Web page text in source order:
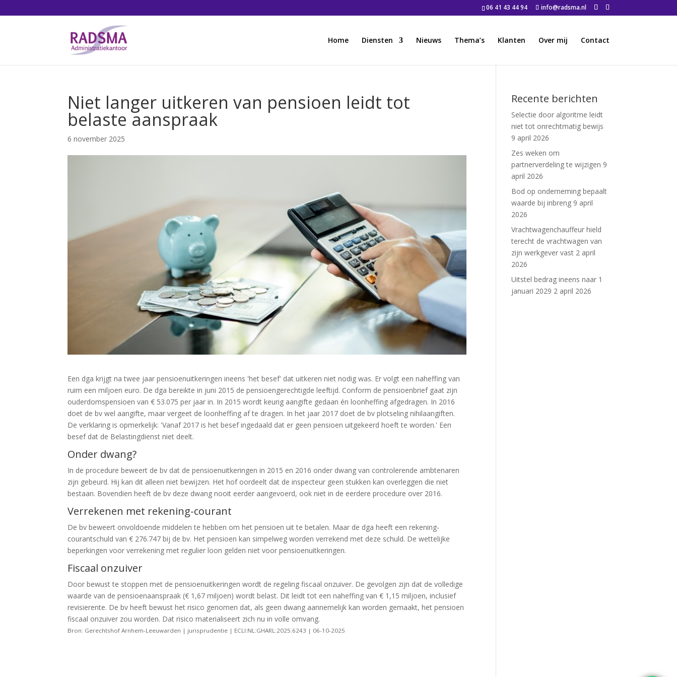
06 41 43 44 94 info@radsma.nl
Home Diensten Nieuws Thema’s Klanten Over mij Contact
Niet langer uitkeren van pensioen leidt tot
belaste aanspraak
6 november 2025
Een dga krijgt na twee jaar pensioenuitkeringen ineens 'het besef' dat uitkeren niet nodig was. Er volgt een naheffing van
ruim een miljoen euro. De dga bereikte in juni 2015 de pensioengerechtigde leeftijd. Conform de pensioenbrief gaat zijn
ouderdomspensioen van € 53.075 per jaar in. In 2015 wordt keurig aangifte gedaan én loonheffing afgedragen. In 2016
doet de bv wel aangifte, maar vergeet de loonheffing af te dragen. In het jaar 2017 doet de bv plotseling nihilaangiften.
De verklaring is opmerkelijk: 'Vanaf 2017 is het besef ingedaald dat er geen pensioen uitgekeerd hoeft te worden.' Een
besef dat de Belastingdienst niet deelt.
Onder dwang?
In de procedure beweert de bv dat de pensioenuitkeringen in 2015 en 2016 onder dwang van controlerende ambtenaren
zijn gebeurd. Hij kan dit alleen niet bewijzen. Het hof oordeelt dat de inspecteur geen stukken kan overleggen die niet
bestaan. Bovendien heeft de bv deze dwang nooit eerder aangevoerd, ook niet in de eerdere procedure over 2016.
Verrekenen met rekening-courant
De bv beweert onvoldoende middelen te hebben om het pensioen uit te betalen. Maar de dga heeft een rekening-
courantschuld van € 276.747 bij de bv. Het pensioen kan simpelweg worden verrekend met deze schuld. De wettelijke
beperkingen voor verrekening met regulier loon gelden niet voor pensioenuitkeringen.
Fiscaal onzuiver
Door bewust te stoppen met de pensioenuitkeringen wordt de regeling fiscaal onzuiver. De gevolgen zijn dat de volledige
waarde van de pensioenaanspraak (€ 1,67 miljoen) wordt belast. Dit leidt tot een naheffing van € 1,15 miljoen, inclusief
revisierente. De bv heeft bewust het risico genomen dat, als geen dwang aannemelijk kan worden gemaakt, het pensioen
fiscaal onzuiver zou worden. Dat risico materialiseert zich nu in volle omvang.
Bron: Gerechtshof Arnhem-Leeuwarden | jurisprudentie | ECLI:NL:GHARL:2025:6243 | 06-10-2025
Recente berichten
Selectie door algoritme leidt
niet tot onrechtmatig bewijs
9 april 2026
Zes weken om
partnerverdeling te wijzigen 9
april 2026
Bod op onderneming bepaalt
waarde bij inbreng 9 april
2026
Vrachtwagenchauffeur hield
terecht de vrachtwagen van
zijn werkgever vast 2 april
2026
Uitstel bedrag ineens naar 1
januari 2029 2 april 2026